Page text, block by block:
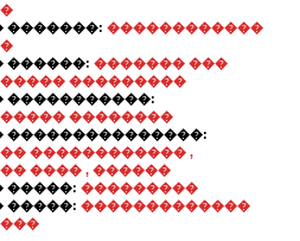
�������: ������������
������: ������� ���
���������
�����������:
��������
���������������:
������������ ,
���� , ������
�����: ���������
�����: �������������